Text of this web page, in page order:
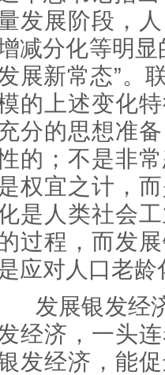
发展阶段，
减分化等明显
展新常态”。
的上述变化
分的思想准
的；不是非
权宜之计，
是人类社会
过程，而发
应对人口老
发展银发经
经济，一头
发经济，能